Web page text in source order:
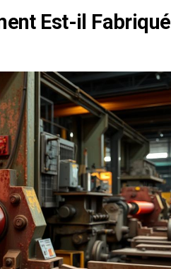
Est-il Fabriqué